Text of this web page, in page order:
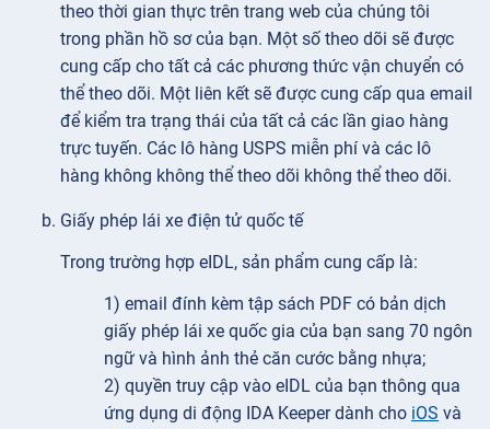
theo thời gian thực trên trang web của chúng tôi
trong phần hồ sơ của bạn. Một số theo dõi sẽ được
cung cấp cho tất cả các phương thức vận chuyển có
thể theo dõi. Một liên kết sẽ được cung cấp qua email
để kiểm tra trạng thái của tất cả các lần giao hàng
trực tuyến. Các lô hàng USPS miễn phí và các lô
hàng không không thể theo dõi không thể theo dõi.
Giấy phép lái xe điện tử quốc tế
Trong trường hợp eIDL, sản phẩm cung cấp là:
1) email đính kèm tập sách PDF có bản dịch
giấy phép lái xe quốc gia của bạn sang 70 ngôn
ngữ và hình ảnh thẻ căn cước bằng nhựa;
2) quyền truy cập vào eIDL của bạn thông qua
ứng dụng di động IDA Keeper dành cho iOS và